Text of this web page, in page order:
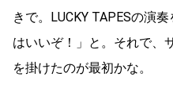
きで。LUCKY TAPESの演
はいいぞ！」と。それで、
を掛けたのが最初かな。